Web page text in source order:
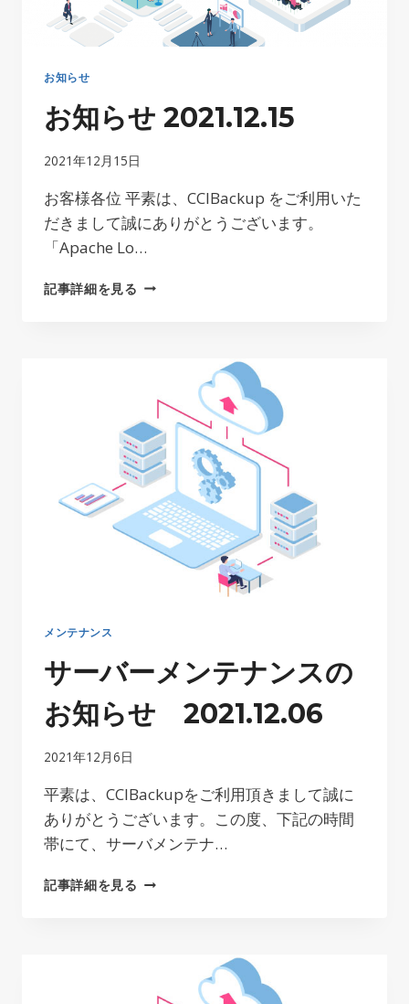
2021.12.21
お知らせ
お知らせ 2021.12.15
2021年12月15日
お客様各位 平素は、CCIBackup をご利用いた
だきまして誠にありがとうございます。
「Apache Lo…
記事詳細を見る お
メンテナンス
サーバーメンテナンスの
お知らせ 2021.12.06
2021年12月6日
平素は、CCIBackupをご利用頂きまして誠に
ありがとうございます。この度、下記の時間
帯にて、サーバメンテナ…
記事詳細を見る サ